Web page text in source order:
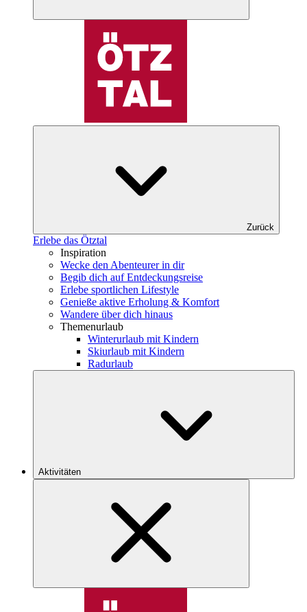
Zurück
Erlebe das Ötztal
Inspiration
Wecke den Abenteurer in dir
Begib dich auf Entdeckungsreise
Erlebe sportlichen Lifestyle
Genieße aktive Erholung & Komfort
Wandere über dich hinaus
Themenurlaub
Winterurlaub mit Kindern
Skiurlaub mit Kindern
Radurlaub
Aktivitäten